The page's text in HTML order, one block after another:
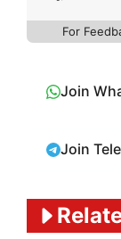
For
Join
Join